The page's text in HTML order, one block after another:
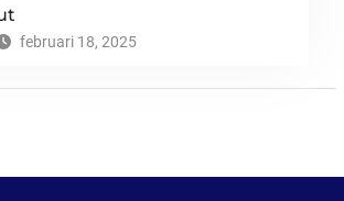
februari 18, 2025